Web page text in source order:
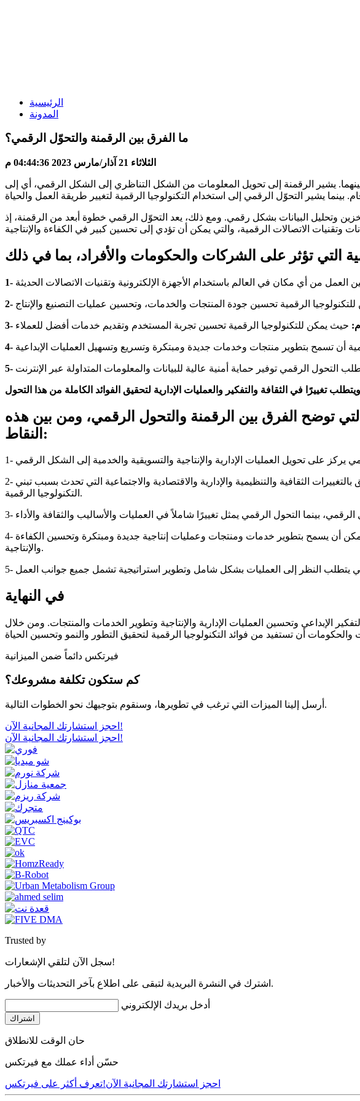
الرئيسية
المدونة
ما الفرق بين الرقمنة والتحوّل الرقمي؟
الثلاثاء 21 آذار/مارس 2023 04:44:36 م
يشير الرقمنة إلى تحويل المعلومات من الشكل التناظري إلى الشكل الرقمي، أي إلى
وتحليل البيانات بشكل رقمي. ومع ذلك، يعد التحوّل الرقمي خطوة أبعد من الرقمنة، إذ
توضح الفرق بين الرقمنة والتحول الرقمي، ومن بين هذه
النقاط:
2- الرقمنة تتعلق بالتقنيات الرقمية المستخدمة لتحويل المعلومات إلى الشكل الرقمي، بينما التحول الرقمي يتعلق بالتغييرات الثقافية والتنظيمية والإدارية والاقتصادية والاجتماعية التي تحدث بسبب تبني
التكنولوجيا الرقمية.
4- الرقمنة يمكن أن تسهل عمليات الإدارة والتنظيم والحفظ والتحليل والاسترجاع للمعلومات، بينما التحول الرقمي يمكن أن يسمح بتطوير خدمات ومنتجات وعمليات إنتاجية جديدة ومبتكرة وتحسين الكفاءة
والإنتاجية.
في النهاية
الإبداعي وتحسين العمليات الإدارية والإنتاجية وتطوير الخدمات والمنتجات. ومن خلال
فيرتكس دائماً ضمن الميزانية
كم ستكون تكلفة مشروعك؟
أرسل إلينا الميزات التي ترغب في تطويرها، وسنقوم بتوجيهك نحو الخطوات التالية.
احجز استشارتك المجانية الآن!
احجز استشارتك المجانية الآن!
Trusted by
سجل الآن لتلقي الإشعارات!
اشترك في النشرة البريدية لتبقى على اطلاع بآخر التحديثات والأخبار.
أدخل بريدك الإلكتروني
اشتراك
حان الوقت للانطلاق
حسّن أداء عملك مع فيرتكس
احجز استشارتك المجانية الآن!تعرف أكثر على فيرتكس